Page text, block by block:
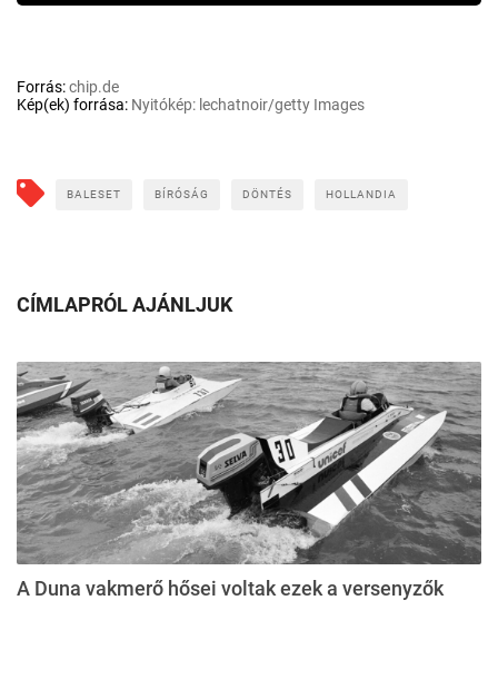
Forrás:chip.de
Kép(ek) forrása: Nyitókép: lechatnoir/getty Images
BALESET BÍRÓSÁG DÖNTÉS HOLLANDIA
CÍMLAPRÓL AJÁNLJUK
A Duna vakmerő hősei voltak ezek a versenyzők